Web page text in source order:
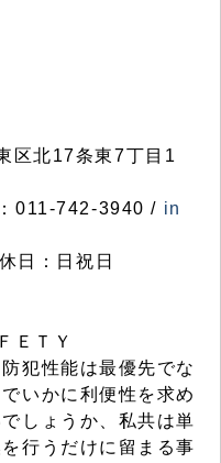
北17条東7丁目1
011-742-3940 / in
日：日祝日
ＥＴＹ
犯性能は最優先でな
いかに利便性を求め
しょうか、私共は単
行うだけに留まる事